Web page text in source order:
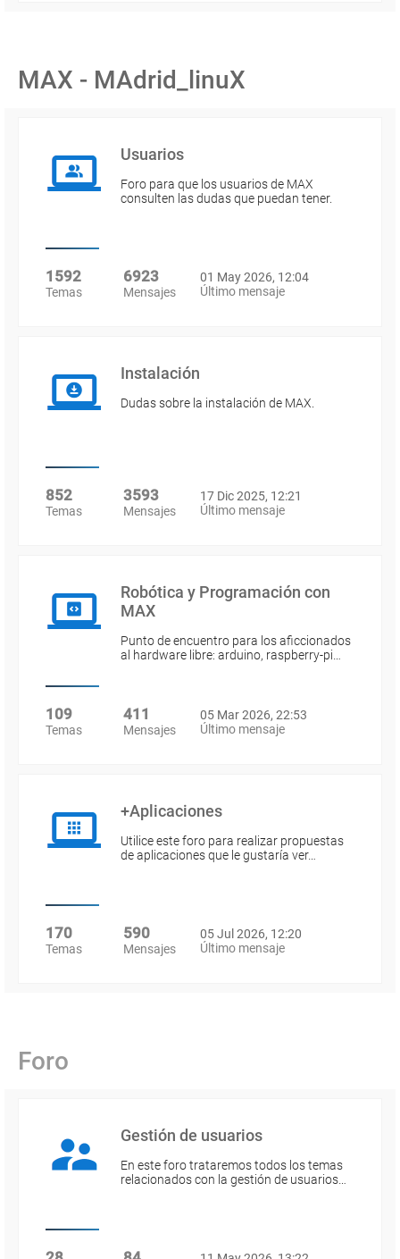
MAX - MAdrid_linuX
Usuarios
Foro para que los usuarios de MAX
consulten las dudas que puedan tener.
1592
Temas
6923
Mensajes
01 May 2026, 12:04
Último mensaje
Instalación
Dudas sobre la instalación de MAX.
852
Temas
3593
Mensajes
17 Dic 2025, 12:21
Último mensaje
Robótica y Programación con
MAX
Punto de encuentro para los aficcionados
al hardware libre: arduino, raspberry-pi…
109
Temas
411
Mensajes
05 Mar 2026, 22:53
Último mensaje
+Aplicaciones
Utilice este foro para realizar propuestas
de aplicaciones que le gustaría ver…
170
Temas
590
Mensajes
05 Jul 2026, 12:20
Último mensaje
Foro
Gestión de usuarios
En este foro trataremos todos los temas
relacionados con la gestión de usuarios…